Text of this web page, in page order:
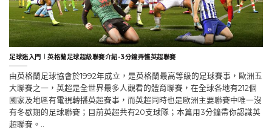
足球迷入門︱英格蘭足球超級聯賽介紹-3分鐘弄懂英超聯賽
由英格蘭足球協會於1992年成立，是英格蘭最高等級的足球賽事，歐洲五
大聯賽之一，英超是全世界最多人觀看的體育聯賽，在全球各地有212個
國家及地區有電視轉播英超賽事，而英超同時也是歐洲主要聯賽中唯一沒
有冬歇期的足球聯賽；目前英超共有20支球隊；本篇用3分鐘帶你認識英
超聯賽。..